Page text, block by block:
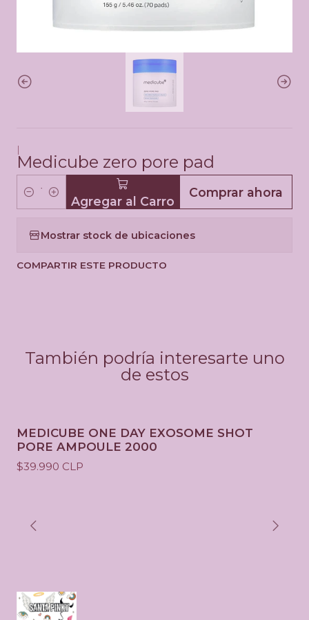
|
Medicube zero pore pad
i
Agregar al Carro
Comprar ahora
Mostrar stock de ubicaciones
COMPARTIR ESTE PRODUCTO
También podría interesarte uno
de estos
MEDICUBE ONE DAY EXOSOME SHOT
PORE AMPOULE 2000
$39.990 CLP